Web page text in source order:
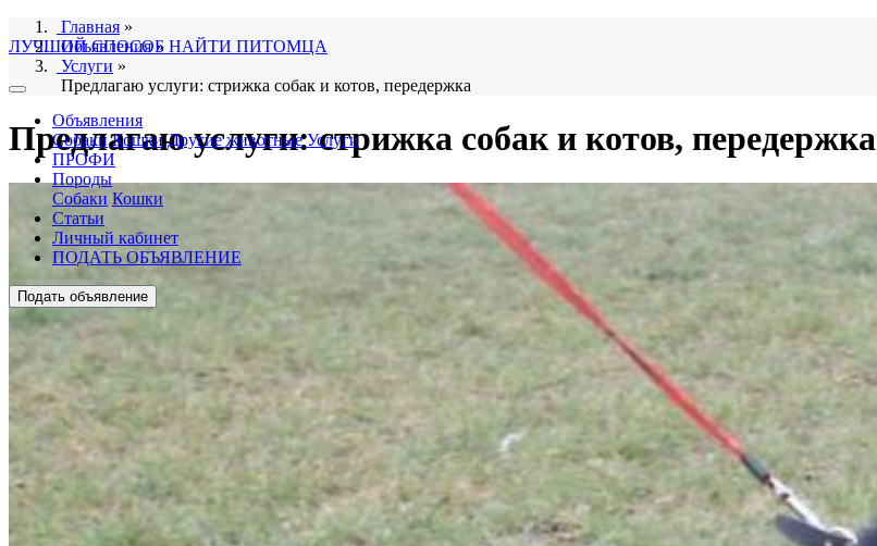
ЛУЧШИЙ СПОСОБ НАЙТИ ПИТОМЦА
Объявления
Собаки Кошки Другие животные Услуги
ПРОФИ
Породы
Собаки Кошки
Статьи
Личный кабинет
ПОДАТЬ ОБЪЯВЛЕНИЕ
Подать объявление
Главная »
Объявления»
Услуги »
Предлагаю услуги: стрижка собак и котов, передержка
Предлагаю услуги: стрижка собак и котов, передержка